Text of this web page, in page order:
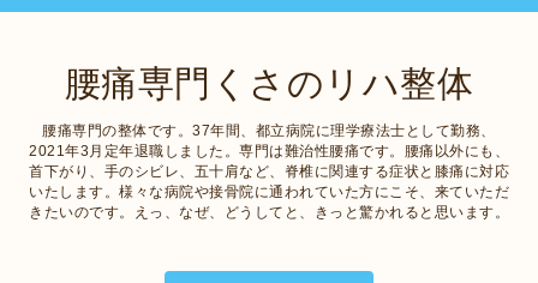
腰痛専門くさのリハ整体
腰痛専門の整体です。37年間、都立病院に理学療法士として勤務、
2021年3月定年退職しました。専門は難治性腰痛です。腰痛以外にも、
首下がり、手のシビレ、五十肩など、脊椎に関連する症状と膝痛に対応
いたします。様々な病院や接骨院に通われていた方にこそ、来ていただ
きたいのです。えっ、なぜ、どうしてと、きっと驚かれると思います。